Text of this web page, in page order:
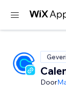
Door